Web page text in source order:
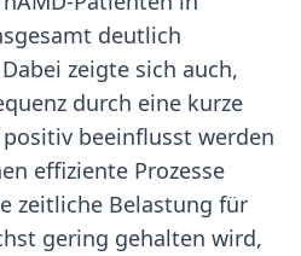
deutlich
zeigte sich auch,
durch eine kurze
beeinflusst werden
effiziente Prozesse
zeitliche Belastung für
gering gehalten wird,